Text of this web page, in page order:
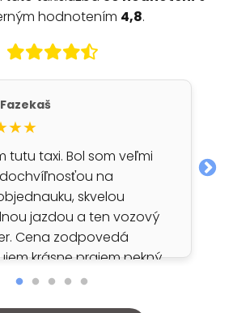
hodnotením 4,8.
tutu taxi. Bol som veľmi
na
skvelou
jazdou a ten vozový
Cena zodpovedá
krásne prajem pekný